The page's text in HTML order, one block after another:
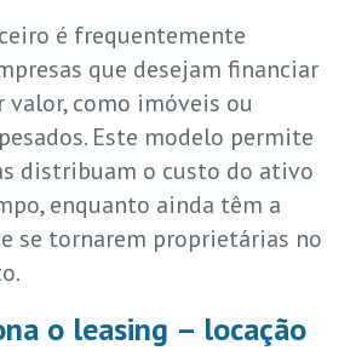
é frequentemente
que desejam financiar
como imóveis ou
Este modelo permite
distribuam o custo do ativo
enquanto ainda têm a
se tornarem proprietárias no
o leasing – locação